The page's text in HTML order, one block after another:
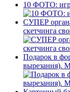
10 ФОТО:
СУПЕР
скетчинга
Подарок в
вырезания).